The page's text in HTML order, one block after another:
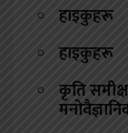
हाइकुहरू
हाइकुहरू
कृति